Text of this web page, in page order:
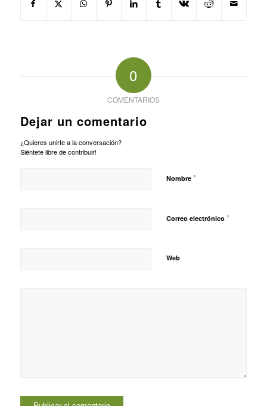
0
COMENTARIOS
Dejar un comentario
¿Quieres unirte a la conversación?
Siéntete libre de contribuir!
Nombre *
Correo electrónico *
Web